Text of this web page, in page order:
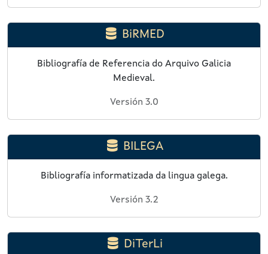
BiRMED
Bibliografía de Referencia do Arquivo Galicia
Medieval.
Versión 3.0
BILEGA
Bibliografía informatizada da lingua galega.
Versión 3.2
DiTerLi